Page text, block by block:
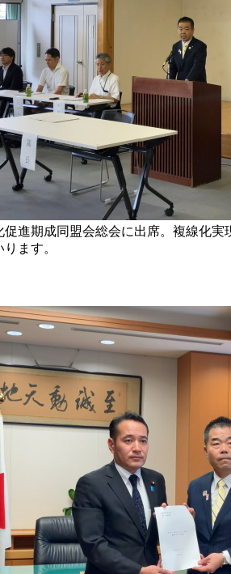
促進期成同盟会総会に出席。複線化
ます。